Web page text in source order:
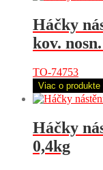
Háčky
kov.
TO-74753
Viac o produkte
Háčky
0,4kg